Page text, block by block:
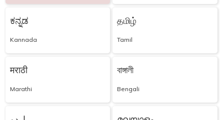
ಕನ್ನಡ
Kannada
தமிழ்
Tamil
मराठी
Marathi
বাঙ্গালী
Bengali